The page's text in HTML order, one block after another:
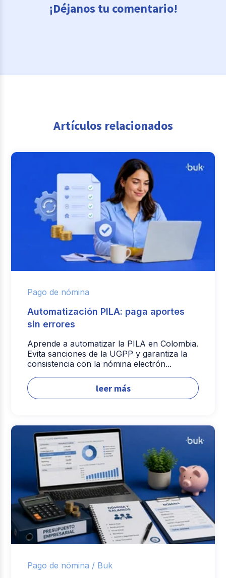
¡Déjanos tu comentario!
Artículos relacionados
Pago de nómina
Automatización PILA: paga aportes
sin errores
Aprende a automatizar la PILA en Colombia.
Evita sanciones de la UGPP y garantiza la
consistencia con la nómina electrón...
leer más
Pago de nómina / Buk